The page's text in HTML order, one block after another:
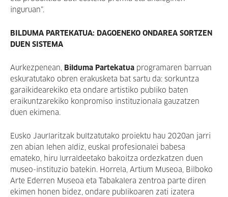
inguruan”.
BILDUMA PARTEKATUA: DAGOENEKO ONDAREA SORTZEN
DUEN SISTEMA
Aurkezpenean, Bilduma Partekatua programaren barruan
eskuratutako obren erakusketa bat sartu da: sorkuntza
garaikidearekiko eta ondare artistiko publiko baten
eraikuntzarekiko konpromiso instituzionala gauzatzen
duen ekimena.
Eusko Jaurlaritzak bultzatutako proiektu hau 2020an jarri
zen abian lehen aldiz, euskal profesionalei babesa
emateko, hiru lurraldeetako bakoitza ordezkatzen duen
museo-instituzio batekin. Horrela, Artium Museoa, Bilboko
Arte Ederren Museoa eta Tabakalera zentroa parte diren
ekimen honen bidez, ondare publikoaren zati izatera